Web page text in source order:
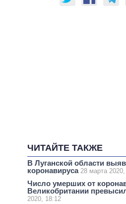
ЧИТАЙТЕ ТАКЖЕ
В Луганской области
коронавируса 28 марта
Число умерших от
Великобритании
2020, 18:12